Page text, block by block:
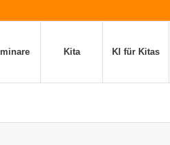
Kita KI für Kitas